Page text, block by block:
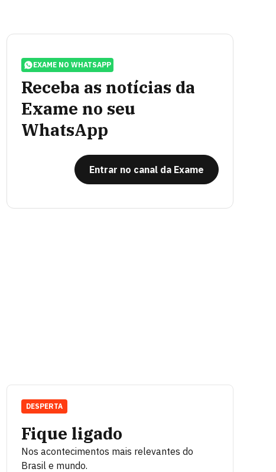
EXAME NO WHATSAPP
Receba as notícias da
Exame no seu
WhatsApp
Entrar no canal da Exame
Fique ligado
Nos acontecimentos mais relevantes do
Brasil e mundo.
DESPERTA